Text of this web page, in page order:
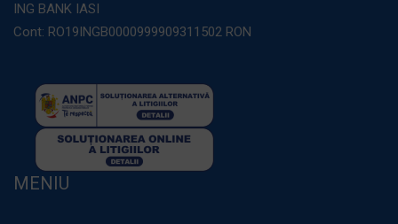
ING BANK IASI
Cont: RO19INGB0000999909311502 RON
MENIU